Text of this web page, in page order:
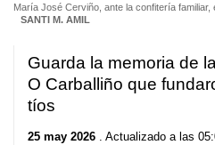
María José Cerviño, ante la confitería familiar,
SANTI M. AMIL
Guarda la memoria de
O Carballiño que
tíos
25 may 2026 . Actualizado a las